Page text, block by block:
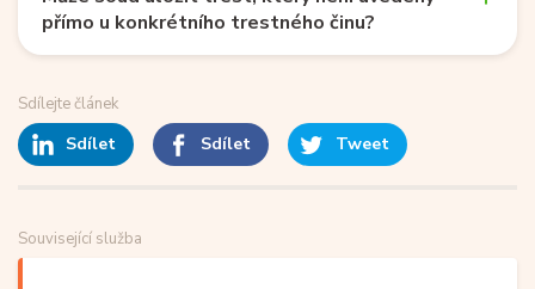
přímo u konkrétního trestného činu?
Sdílejte článek
Sdílet Sdílet Tweet
Související služba